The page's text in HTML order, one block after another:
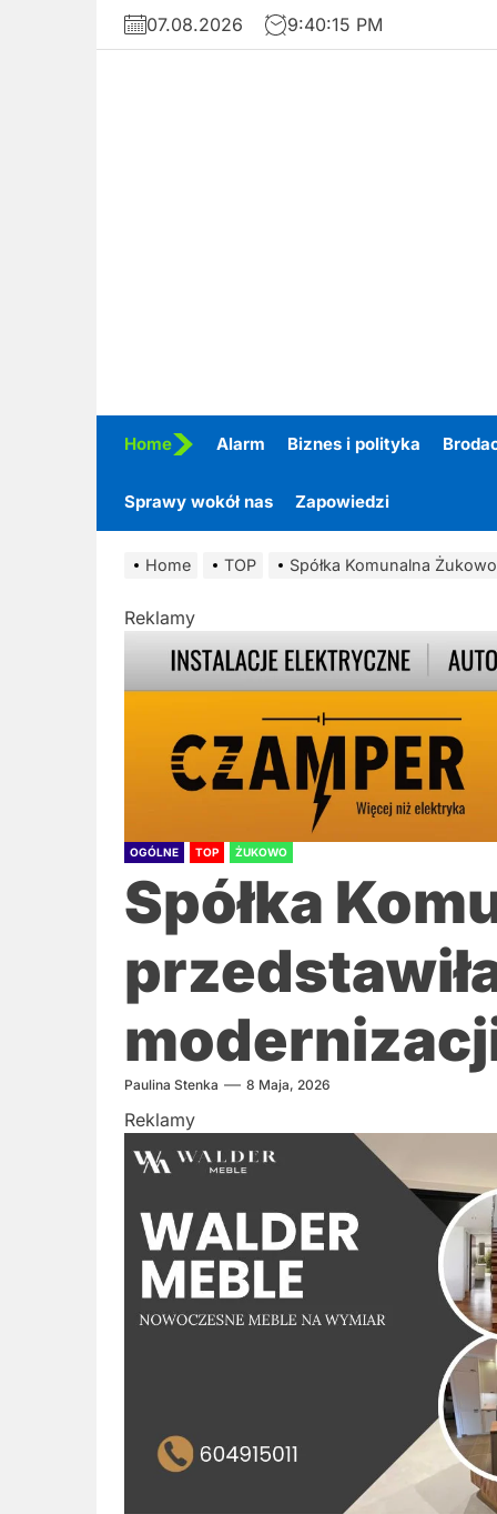
Skip
07.08.2026 9:40:17 PM
Home Alarm Biznes i polityka
Sprawy wokół nas Zapowiedzi
Home TOP Spółka Komunalna
Reklamy
OGÓLNE TOP ŻUKOWO
Spółka
Paulina Stenka 8 Maja, 2026
Reklamy